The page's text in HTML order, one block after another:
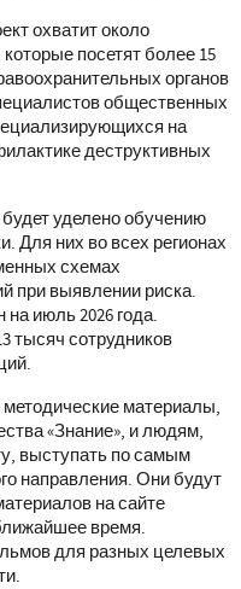
охватит около
посетят более 15
органов
общественных
на
деструктивных
уделено обучению
Для них во всех регионах
схемах
при выявлении риска.
июль 2026 года.
тысяч сотрудников
материалы,
«Знание», и людям,
выступать по самым
направления. Они будут
на сайте
время.
для разных целевых